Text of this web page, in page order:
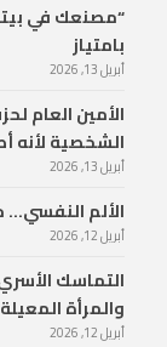
“مصنعك في
بامتياز
أبريل 13, 2026
الأمين العام
الشخصية لأنه
أبريل 13, 2026
الألم النفسي…
أبريل 12, 2026
التماسك
والمرأة
أبريل 12, 2026